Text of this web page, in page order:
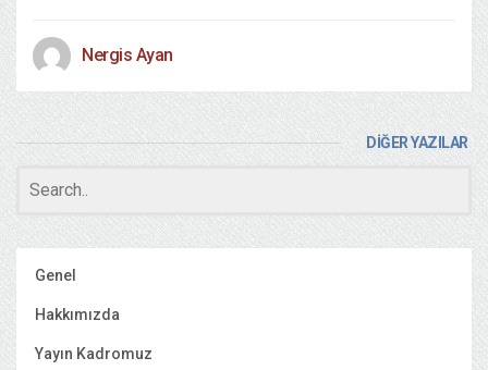
Nergis Ayan
DİĞER YAZILAR
Genel
Hakkımızda
Yayın Kadromuz